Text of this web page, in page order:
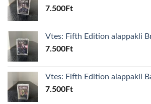
7.500Ft
Vtes: Fifth Edition alappakli
7.500Ft
Vtes: Fifth Edition alappakli
7.500Ft